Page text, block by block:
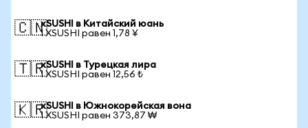
🇨🇳xSUSHI в Китайский юань
1 XSUSHI равен 1,78 ¥
🇹🇷xSUSHI в Турецкая лира
1 XSUSHI равен 12,56 ₺
🇰🇷xSUSHI в Южнокорейская вона
1 XSUSHI равен 373,87 ₩